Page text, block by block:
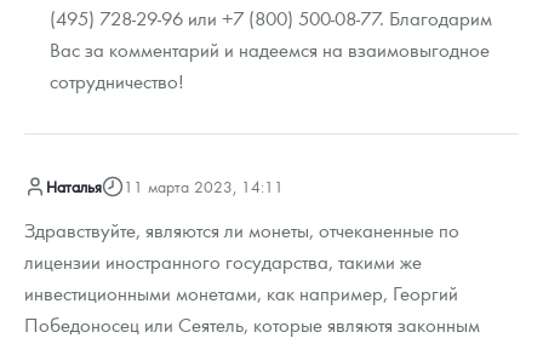
(495) 728-29-96 или +7 (800) 500-08-77. Благодарим
Вас за комментарий и надеемся на взаимовыгодное
сотрудничество!
Наталья 11 марта 2023, 14:11
Здравствуйте, являются ли монеты, отчеканенные по
лицензии иностранного государства, такими же
инвестиционными монетами, как например, Георгий
Победоносец или Сеятель, которые являютя законным